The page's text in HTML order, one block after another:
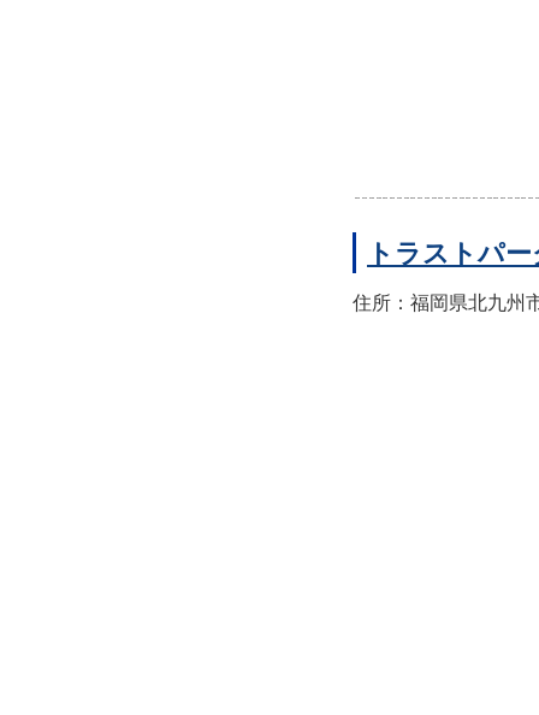
トラストパ
住所：福岡県北九州